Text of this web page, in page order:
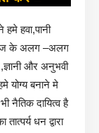
हवा,पानी
के अलग –अलग
और अनुभवी
योग्य बनाने मे
नैतिक दायित्व है
धन द्वारा